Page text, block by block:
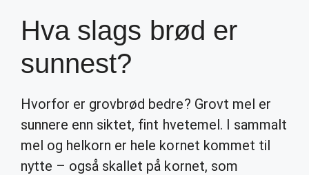
Hva slags brød er
sunnest?
Hvorfor er grovbrød bedre? Grovt mel er
sunnere enn siktet, fint hvetemel. I sammalt
mel og helkorn er hele kornet kommet til
nytte – også skallet på kornet, som